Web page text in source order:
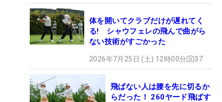
体を開いてクラブだけが遅れてく
る! シャウフェレの飛んで曲がら
ない技術がすごかった
2026年7月25日 (土) 12時00分 37
飛ばない人は腰を先に切るか
らだった！ 260ヤード飛ばす